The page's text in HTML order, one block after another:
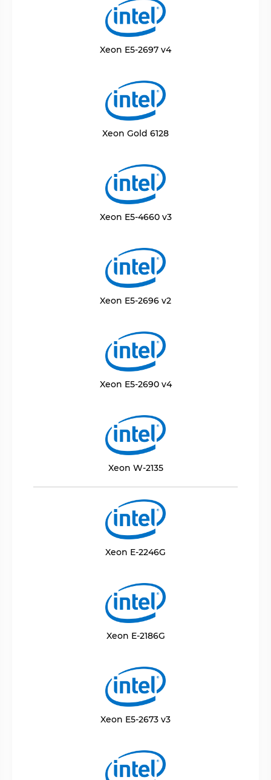
Xeon E5-2697 v4
Xeon Gold 6128
Xeon E5-4660 v3
Xeon E5-2696 v2
Xeon E5-2690 v4
Xeon W-2135
Xeon E-2246G
Xeon E-2186G
Xeon E5-2673 v3